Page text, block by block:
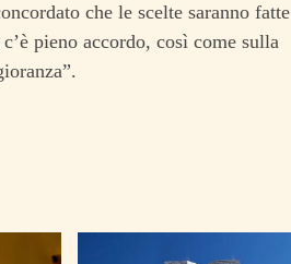
che le scelte saranno fatte
pieno accordo, così come sulla